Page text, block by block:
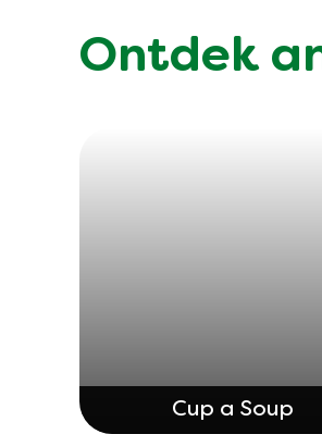
Ontdek
Cup a Soup